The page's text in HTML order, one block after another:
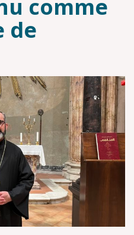
comme
de